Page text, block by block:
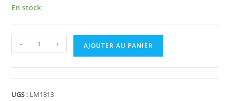
En stock
- + AJOUTER AU PANIER
UGS : LM1813